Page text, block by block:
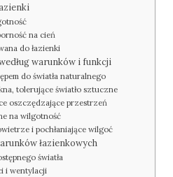
na cień
do łazienki
warunków i funkcji
do światła naturalnego
tolerujące światło sztuczne
oszczędzające przestrzeń
na wilgotność
i pochłaniające wilgoć
łazienkowych
światła
i wentylacji